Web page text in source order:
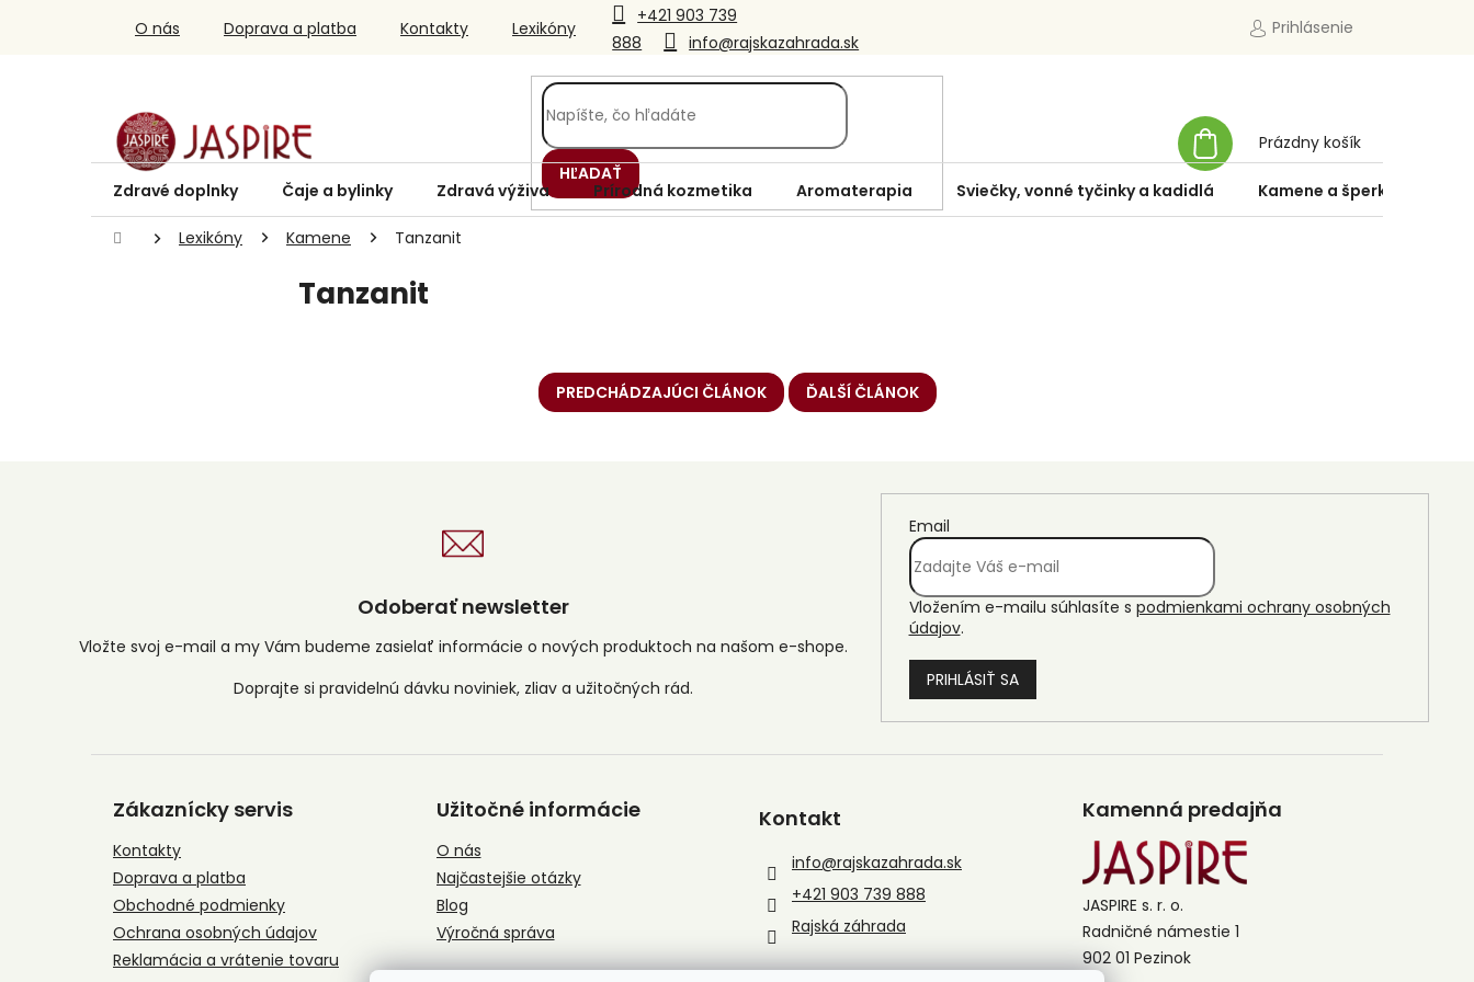
+421 903 739
888
info@rajskazahrada.sk
O nás Doprava a platba Kontakty Lexikóny Prihlásenie
HĽADAŤ
KOŠÍK
Prázdny košík
Zdravé doplnky Čaje a bylinky Zdravá výživa Prírodná kozmetika Aromaterapia Sviečky, vonné tyčinky a kadidlá Kamene a šperky
DomovLexikóny Kamene Tanzanit
Tanzanit
PREDCHÁDZAJÚCI ČLÁNOK ĎALŠÍ ČLÁNOK
Odoberať newsletter
Vložte svoj e-mail a my Vám budeme zasielať informácie o nových produktoch na našom e-shope.
Email
Vložením e-mailu súhlasíte s podmienkami ochrany osobných
údajov.
PRIHLÁSIŤ SA
Zákaznícky servis
Kontakty
Doprava a platba
Obchodné podmienky
Ochrana osobných údajov
Reklamácia a vrátenie tovaru
Užitočné informácie
O nás
Najčastejšie otázky
Blog
Výročná správa
Kontakt
info@rajskazahrada.sk
+421 903 739 888
Rajská záhrada
Kamenná predajňa
JASPIRE s. r. o.
Radničné námestie 1
902 01 Pezinok